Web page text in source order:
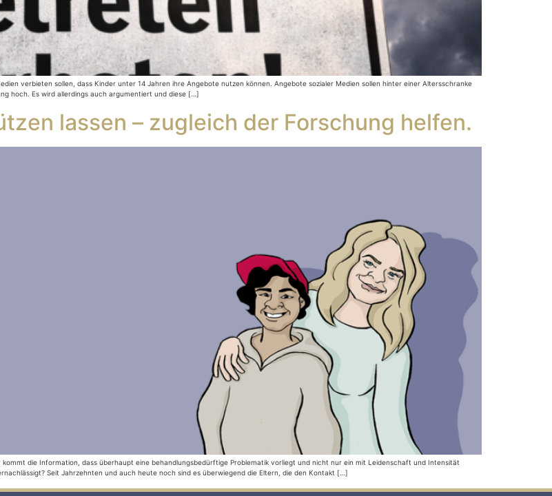
verbieten sollen, dass Kinder unter 14 Jahren ihre Angebote nutzen können. Angebote sozialer Medien sollen hinter einer Altersschranke
hoch. Es wird allerdings auch argumentiert und diese […]
lassen – zugleich der Forschung helfen.
die Information, dass überhaupt eine behandlungsbedürftige Problematik vorliegt und nicht nur ein mit Leidenschaft und Intensität
Seit Jahrzehnten und auch heute noch sind es überwiegend die Eltern, die den Kontakt […]